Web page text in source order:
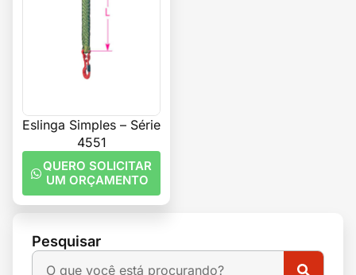
Pesquisar
Eslinga Simples – Série
4551
QUERO SOLICITAR
UM ORÇAMENTO